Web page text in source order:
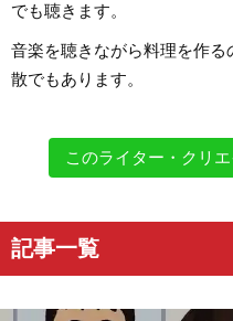
でも聴きます。
音楽を聴きながら料理を作
散でもあります。
このライター・クリ
記事一覧